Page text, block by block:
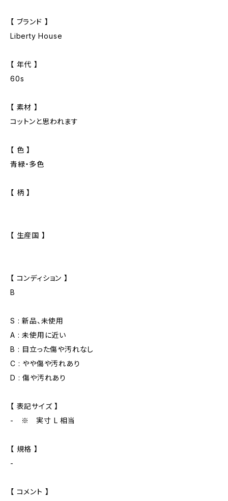
【 ブランド 】
Liberty House
【 年代 】
60s
【 素材 】
コットンと思われます
【 色 】
青緑・多色
【 柄 】
【 生産国 】
【 コンディション 】
B
S : 新品、未使用
A : 未使用に近い
B : 目立った傷や汚れなし
C : やや傷や汚れあり
D : 傷や汚れあり
【 表記サイズ 】
- ※ 実寸 L 相当
【 規格 】
-
【 コメント 】